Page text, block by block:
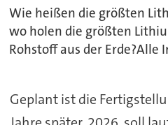
Wie heißen die größten
wo holen die größten
Rohstoff aus der Erde?Alle
Geplant ist die